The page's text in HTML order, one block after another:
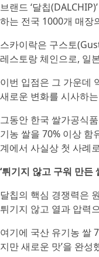
브랜드 ‘달칩
하는 전국 1000개 매장
스카이락은 구스토
레스토랑 체인으로, 일
이번 입점은 그 가운데
새로운 변화를 시사하
그동안 한국 쌀가공식
기농 쌀을 70% 이상 함
계에서 사실상 첫 사례
‘튀기지 않고 구워 만든
달칩의 핵심 경쟁력은
튀기지 않고 열과 압력
여기에 국산 유기농 쌀
지만 새로운 맛’을 완